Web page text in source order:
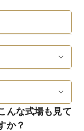
んな式場も見て
か？